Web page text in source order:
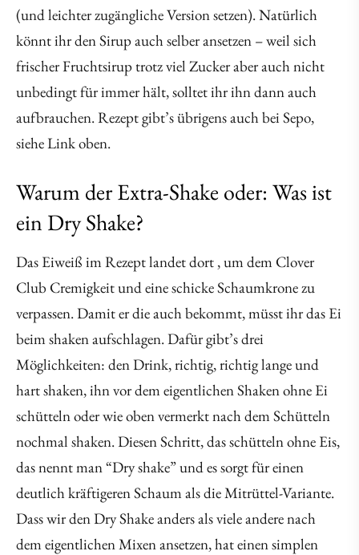
(und leichter zugängliche Version setzen). Natürlich
könnt ihr den Sirup auch selber ansetzen – weil sich
frischer Fruchtsirup trotz viel Zucker aber auch nicht
unbedingt für immer hält, solltet ihr ihn dann auch
aufbrauchen. Rezept gibt’s übrigens auch bei Sepo,
siehe Link oben.
Warum der Extra-Shake oder: Was ist
ein Dry Shake?
Das Eiweiß im Rezept landet dort , um dem Clover
Club Cremigkeit und eine schicke Schaumkrone zu
verpassen. Damit er die auch bekommt, müsst ihr das Ei
beim shaken aufschlagen. Dafür gibt’s drei
Möglichkeiten: den Drink, richtig, richtig lange und
hart shaken, ihn vor dem eigentlichen Shaken ohne Ei
schütteln oder wie oben vermerkt nach dem Schütteln
nochmal shaken. Diesen Schritt, das schütteln ohne Eis,
das nennt man “Dry shake” und es sorgt für einen
deutlich kräftigeren Schaum als die Mitrüttel-Variante.
Dass wir den Dry Shake anders als viele andere nach
dem eigentlichen Mixen ansetzen, hat einen simplen